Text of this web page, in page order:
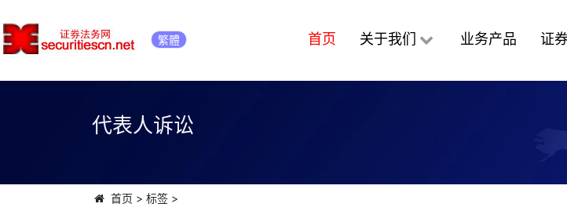
繁體 首页 关于我们 业务产品 证
代表人诉讼
首页 > 标签>